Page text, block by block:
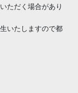
ただく場合があり
いたしますので都